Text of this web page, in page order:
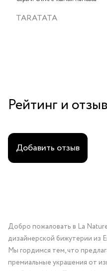
TARATATA
Рейтинг и
Добавить отзыв
Добро пожаловать в La
дизайнерской бижутерии из
Мы гордимся тем, что
премиальные украшения от